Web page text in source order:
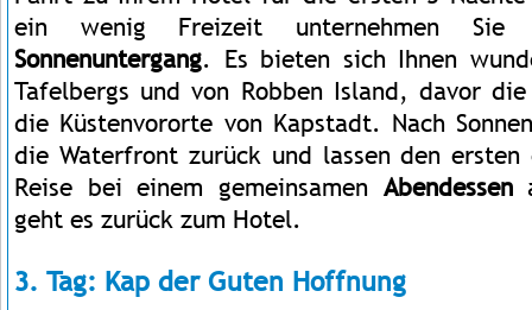
ein wenig Freizeit unternehmen
Sonnenuntergang. Es bieten sich Ihnen
Tafelbergs und von Robben Island, davor
die Küstenvororte von Kapstadt. Nach
die Waterfront zurück und lassen den ersten
Reise bei einem gemeinsamen Abendessen
geht es zurück zum Hotel.
3. Tag: Kap der Guten Hoffnung